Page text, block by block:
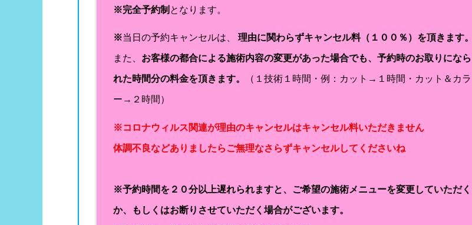
※完全予約制 となります。
※当日の予約キャンセルは、理由に関わらずキャンセル料（１００％）を頂きます。
また、 お客様の都合による施術内容の変更があった場合でも、予約時のお取りになら
れた時間分の料金を頂きます。 （１技術１時間・例：カット→１時間・カット＆カラ
ー→２時間）
※コロナウィルス関連が理由のキャンセルはキャンセル料いただきません
体調不良などありましたらご無理なさらずキャンセルしてくださいね
※予約時間を２０分以上遅れられますと、ご希望の施術メニューを変更していただく
か、もしくはお断りさせていただく場合がございます。